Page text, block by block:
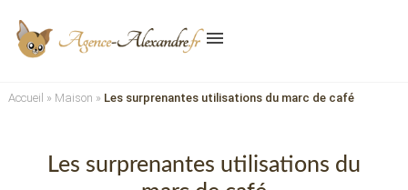
menu
Accueil » Maison » Les surprenantes utilisations du marc de café
Les surprenantes utilisations du